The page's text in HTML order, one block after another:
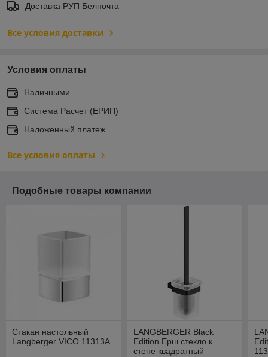
Доставка РУП Белпочта
Все условия доставки
Условия оплаты
Наличными
Система Расчет (ЕРИП)
Наложенный платеж
Все условия оплаты
Подобные товары компании
Стакан настольный
Langberger VICO 11313A
LANGBERGER Black
Edition Ерш стекло к
стене квадратный